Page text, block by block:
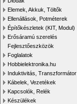
Elemek, Akkuk, Töltők
Ellenállások, Potméterek
Építőkészletek (KIT, Modul)
Erősáramú szerelés
Fejlesztőeszközök
Foglalatok
Hobbielektronika.hu
Induktivitás, Transzformátor
Kábelek, Vezetékek
Kapcsolók, Relék
Készülékek